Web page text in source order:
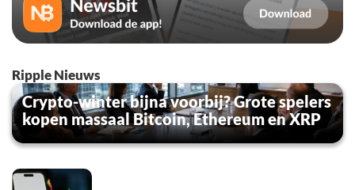
Ripple Nieuws
Crypto-winter bijna voorbij? Grote spelers
kopen massaal Bitcoin, Ethereum en XRP